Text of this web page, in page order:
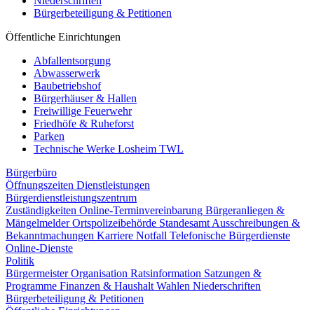
Bürgerbeteiligung & Petitionen
Öffentliche Einrichtungen
Abfallentsorgung
Abwasserwerk
Baubetriebshof
Bürgerhäuser & Hallen
Freiwillige Feuerwehr
Friedhöfe & Ruheforst
Parken
Technische Werke Losheim TWL
Bürgerbüro
Öffnungszeiten Dienstleistungen
Bürgerdienstleistungszentrum
Zuständigkeiten Online-Terminvereinbarung Bürgeranliegen &
MängelmelderOrtspolizeibehörde Standesamt Ausschreibungen &
Bekanntmachungen Karriere Notfall Telefonische Bürgerdienste
Online-Dienste
Politik
BürgermeisterOrganisation Ratsinformation Satzungen &
Programme Finanzen & Haushalt Wahlen Niederschriften
Bürgerbeteiligung & Petitionen